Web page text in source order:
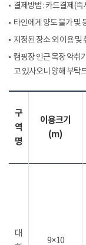
결제방법 : 카드결제(즉
타인에게 양도 불가 및
지정된 장소 외 이용 및
캠핑장 인근 목장 악취
고 있사오니 양해 부탁
구
역
명
이용크기
(m)
대
9×10